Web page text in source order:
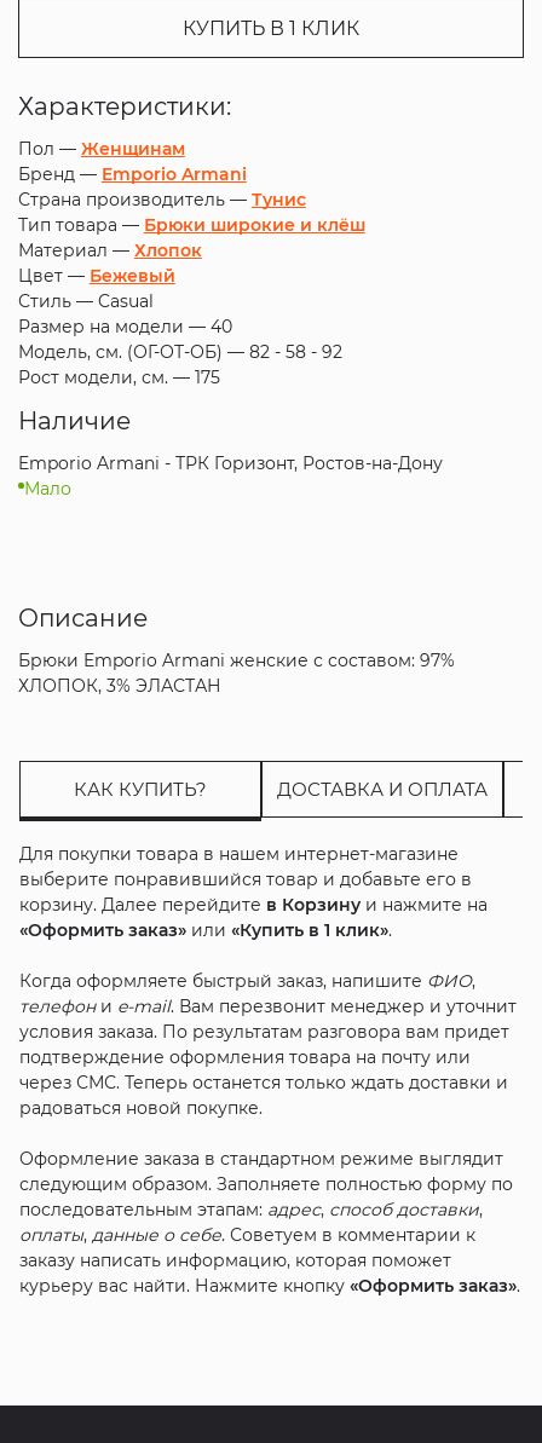
КУПИТЬ В 1 КЛИК
Характеристики:
Пол — Женщинам
Бренд — Emporio Armani
Страна производитель — Тунис
Тип товара — Брюки широкие и клёш
Материал — Хлопок
Цвет — Бежевый
Стиль — Casual
Размер на модели — 40
Модель, см. (ОГ-ОТ-ОБ) — 82 - 58 - 92
Рост модели, см. — 175
Наличие
Emporio Armani - ТРК Горизонт, Ростов-на-Дону
Мало
Описание
Брюки Emporio Armani женские с составом: 97%
ХЛОПОК, 3% ЭЛАСТАН
КАК КУПИТЬ? ДОСТАВКА И ОПЛАТА
Для покупки товара в нашем интернет-магазине
выберите понравившийся товар и добавьте его в
корзину. Далее перейдите в Корзинуи нажмите на
«Оформить заказ»или «Купить в 1 клик».
Когда оформляете быстрый заказ, напишите ФИО,
телефони e-mail. Вам перезвонит менеджер и уточнит
условия заказа. По результатам разговора вам придет
подтверждение оформления товара на почту или
через СМС. Теперь останется только ждать доставки и
радоваться новой покупке.
Оформление заказа в стандартном режиме выглядит
следующим образом. Заполняете полностью форму по
последовательным этапам: адрес, способ доставки,
оплаты, данные о себе. Советуем в комментарии к
заказу написать информацию, которая поможет
курьеру вас найти. Нажмите кнопку «Оформить заказ».